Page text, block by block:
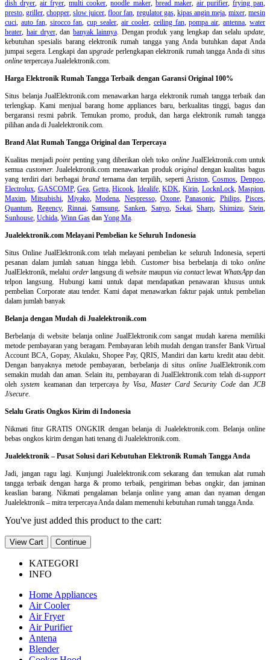
dish dryer,air fryer,multi cooker,noodle maker, bread maker, air purifier, frying pan,
presto,griller,chopper,slow juicer,floor fan, regulator gas, kipas angin meja, mixer,mesin
cuci, auto fan, sirocco fan,cup sealer,air cooler, ceiling fan,pompa air,antenna,water
heater, hair dryer, dan banyak lainnya. Dengan produk yang lengkap dan selalu update,
kebutuhan spesialis barang elektronik rumah tangga yang Anda butuhkan dapat Anda
jumpai segera. Lengkapi danupgrade perlengkapan elektronik rumah tangga Anda di situs
online terpercaya Jualelektronik.com.
Harga Elektronik Rumah Tangga Terbaik dengan Garansi Original 100%
Situs belanjaJualElektronik.com menawarkan harga elektronik rumah tangga terbaik dan
terlengkap. Kami menjual barang home appliances baru, berkualitas tinggi, bagus dan
bergaransi resmi pabrik. Temukan promo, produk, dan harga elektronik rumah tangga
pilihan anda di Jualelektronik.com.
Brand Alat Rumah Tangga Original dan Terpercaya
Kualitas menjadipointpenting yang diberikan oleh toko onlineJualElektronik.com untuk
semua customer. Jualelektronik.com menawarkan produkoriginal dengan kualitas bagus
yang terdiri dari berbagai brandternama dan terpilih, seperti Ariston,Cosmos,Denpoo,
Electrolux, GASCOMP,Gea, Getra,Hicook, Idealife,KDK, Kirin, LocknLock,Maspion,
Maxim,Mitsubishi, Miyako,Modena, Nespresso, Oxone,Panasonic, Philips, Pisces,
Quantum, Regency, Rinnai,Samsung,Sanken, Sanyo, Sekai,Sharp,Shimizu,Stein,
Sunhouse, Uchida, Winn Gas dan Yong Ma.
Jualelektronik.com Melayani Pembelian ke Seluruh Indonesia
Situs Online JualElektronik.com telah melayani pembelian ke seluruh Indonesia, seperti
pesanan dalam jumlah satuan hingga lebih. Customerbisa berbelanja di tokoonline
JualElektronik, melalui orderlangsung diwebsite maupun via contactlewat WhatsAppdan
telpon langsung. Hubungi kami untuk dapat mendapatkan penawaran khusus untuk
pembelian Corporate atau tender. Kami dapat menawarkan faktur pajak untuk pembelian
dalam jumlah banyak
Belanja dengan Mudah di Jualelektronik.com
Berbelanja diwebsite belanja online JualElektronik.com sangat mudah karena memiliki
metode pembayaran yang beragam. Pembayaran lebih mudah dengan transfer Bank Virtual
Account BCA, Gopay, Akulaku, Shopee Pay, QRIS, Mandiri dan kartu kredit atau debit.
Dengan banyaknya metode pembayaran, berbelanja di situs onlineJualElektronik.com
semakin mudah dan aman. Selain itu, pembayaran di JualElektronik.com telah di-support
olehsystem keamanan dan terpercayaby Visa, Master Card Security Codedan JCB
J/secure.
Selalu Gratis Ongkos Kirim di Indonesia
Nikmati fitur GRATIS ONGKIR dengan belanja di Jualelektronik.com. Belanja online
bebas ongkos kirim dengan hati tenang di Jualelektronik.com.
Jualelektronik – Pusat Solusi dari Kebutuhan Elektronik Rumah Tangga Anda
Jadi, jangan ragu lagi. Kunjungi Jualelektronik.com sekarang dan temukan alat rumah
tangga terbaik dengan harga & promo terbaik, pengiriman bebas ongkir, dan jaminan
keaslian barang. Nikmati pengalaman belanja online yang aman dan nyaman dengan
Jualelektronik – mitra terpercaya Anda dalam memenuhi kebutuhan rumah tangga Anda.
You've just added this product to the cart:
View Cart Continue
KATEGORI
INFO
Home Appliances
Air Cooler
Air Fryer
Air Purifier
Antena
Blender